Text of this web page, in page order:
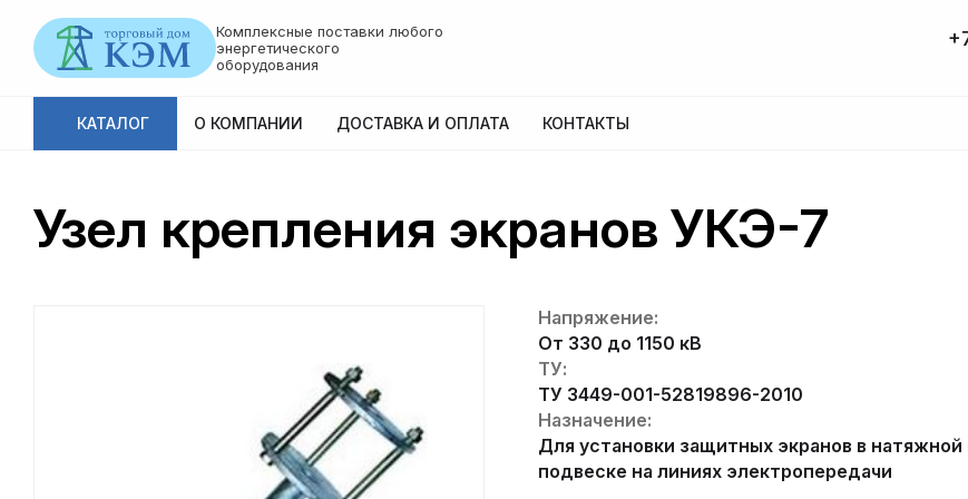
Комплексные поставки любого
энергетического
оборудования
КАТАЛОГ О КОМПАНИИ ДОСТАВКА И ОПЛАТА КОНТАКТЫ
Узел крепления экранов УКЭ-7
Напряжение:
От 330 до 1150 кВ
ТУ:
ТУ 3449-001-52819896-2010
Назначение:
Для установки защитных экранов в
подвеске на линиях электропередачи